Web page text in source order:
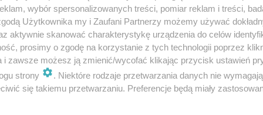
w mango, takich jak: mangiferyna,
i stresu oksydacyjnegow organizmie,
się i chorobami przewlekłymi -
wybór spersonalizowanych treści, pomiar reklam i treści,
Użytkownika my i Zaufani Partnerzy możemy używać
aktywnie skanować charakterystykę urządzenia do celów
prosimy o zgodę na korzystanie z tych technologii poprzez
i zawsze możesz ją zmienić/wycofać klikając przycisk ustawień
strony
. Niektóre rodzaje przetwarzania danych nie
się takiemu przetwarzaniu. Preferencje będą miały